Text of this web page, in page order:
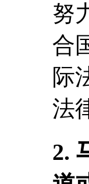
努
合
际
法
2.